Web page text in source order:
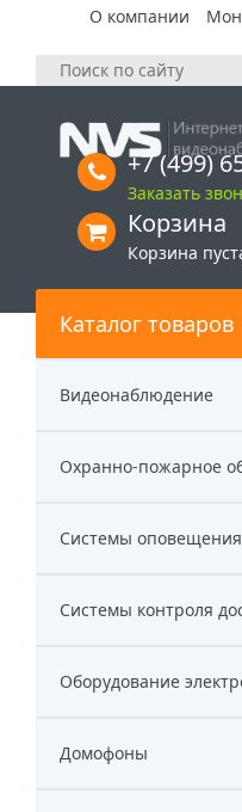
О компании
+7 (499)
Заказать
Корзина
Корзина
Каталог товаров
Видеонаблюдение
Охранно-пожарное
Системы
Системы контроля
Оборудование
Домофоны